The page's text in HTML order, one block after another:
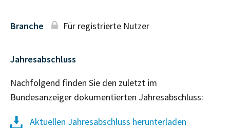
Branche Für registrierte Nutzer
Jahresabschluss
Nachfolgend finden Sie den zuletzt im
Bundesanzeiger dokumentierten Jahresabschluss:
Aktuellen Jahresabschluss herunterladen